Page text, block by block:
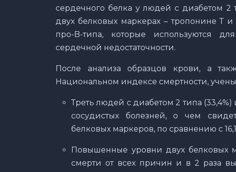
сердечного белка у людей с диабетом 2
двух белковых маркерах – тропонине Т
про-B-типа, которые используются
сердечной недостаточности.
После анализа образцов крови, а
Национальном индексе смертности,
Треть людей с диабетом 2 типа
сосудистых болезней, о чем
белковых маркеров, по сравнению с
Повышенные уровни двух белковых
смерти от всех причин и в 2 раза